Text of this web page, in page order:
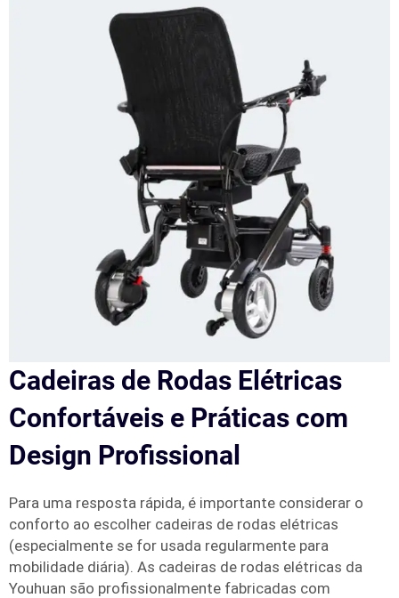
Cadeiras de Rodas Elétricas
Confortáveis e Práticas com
Design Profissional
Para uma resposta rápida, é importante considerar o
conforto ao escolher cadeiras de rodas elétricas
(especialmente se for usada regularmente para
mobilidade diária). As cadeiras de rodas elétricas da
Youhuan são profissionalmente fabricadas com